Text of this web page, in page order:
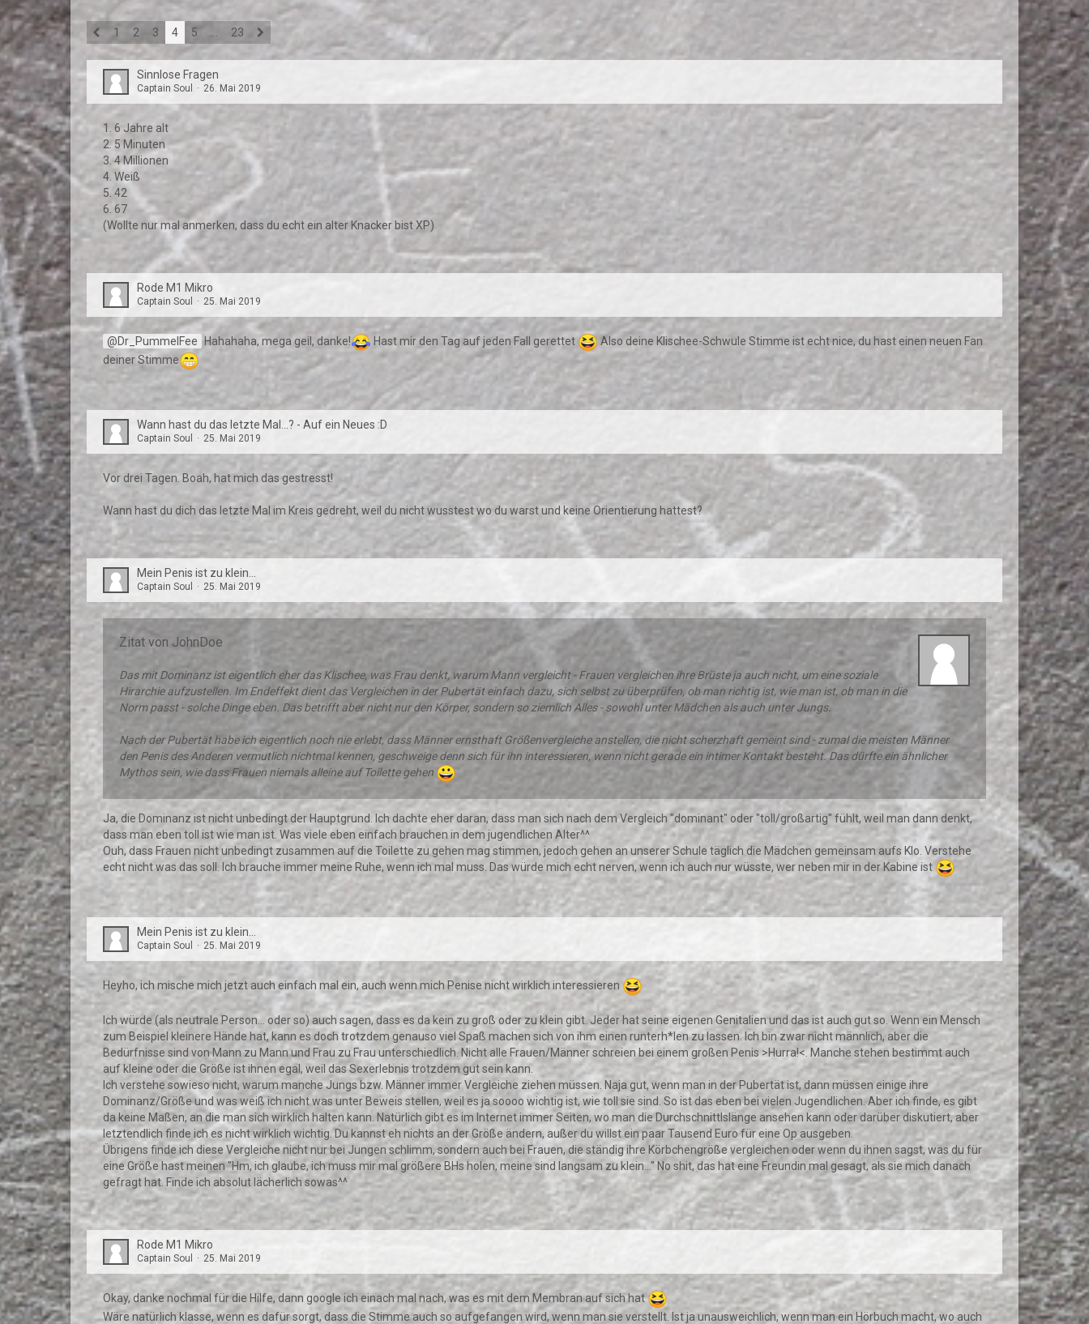
1 2 3 4 5 23
Sinnlose Fragen
Captain Soul 26. Mai 2019
1. 6 Jahre alt
2. 5 Minuten
3. 4 Millionen
4. Weiß
5. 42
6. 67
(Wollte nur mal anmerken, dass du echt ein alter Knacker bist XP)
Rode M1 Mikro
Captain Soul 25. Mai 2019
Dr_PummelFee Hahahaha, mega geil, danke! Hast mir den Tag auf jeden Fall gerettet
Also deine Klischee-Schwule Stimme ist echt nice, du hast einen neuen Fan
deiner Stimme
Wann hast du das letzte Mal...? - Auf ein Neues :D
Captain Soul 25. Mai 2019
Vor drei Tagen. Boah, hat mich das gestresst!
Wann hast du dich das letzte Mal im Kreis gedreht, weil du nicht wusstest wo du warst und keine Orientierung hattest?
Mein Penis ist zu klein...
Captain Soul 25. Mai 2019
Zitat von JohnDoe
Das mit Dominanz ist eigentlich eher das Klischee, was Frau denkt, warum Mann vergleicht - Frauen vergleichen ihre Brüste ja auch nicht, um eine soziale
Hirarchie aufzustellen. Im Endeffekt dient das Vergleichen in der Pubertät einfach dazu, sich selbst zu überprüfen, ob man richtig ist, wie man ist, ob man in die
Norm passt - solche Dinge eben. Das betrifft aber nicht nur den Körper, sondern so ziemlich Alles - sowohl unter Mädchen als auch unter Jungs.
Nach der Pubertät habe ich eigentlich noch nie erlebt, dass Männer ernsthaft Größenvergleiche anstellen, die nicht scherzhaft gemeint sind - zumal die meisten Männer
den Penis des Anderen vermutlich nichtmal kennen, geschweige denn sich für ihn interessieren, wenn nicht gerade ein intimer Kontakt besteht. Das dürfte ein ähnlicher
Mythos sein, wie dass Frauen niemals alleine auf Toilette gehen
Ja, die Dominanz ist nicht unbedingt der Hauptgrund. Ich dachte eher daran, dass man sich nach dem Vergleich "dominant" oder "toll/großartig" fühlt, weil man dann denkt,
dass man eben toll ist wie man ist. Was viele eben einfach brauchen in dem jugendlichen Alter^^
Ouh, dass Frauen nicht unbedingt zusammen auf die Toilette zu gehen mag stimmen, jedoch gehen an unserer Schule täglich die Mädchen gemeinsam aufs Klo. Verstehe
echt nicht was das soll. Ich brauche immer meine Ruhe, wenn ich mal muss. Das würde mich echt nerven, wenn ich auch nur wüsste, wer neben mir in der Kabine ist
Mein Penis ist zu klein...
Captain Soul 25. Mai 2019
Heyho, ich mische mich jetzt auch einfach mal ein, auch wenn mich Penise nicht wirklich interessieren
Ich würde (als neutrale Person... oder so) auch sagen, dass es da kein zu groß oder zu klein gibt. Jeder hat seine eigenen Genitalien und das ist auch gut so. Wenn ein Mensch
zum Beispiel kleinere Hände hat, kann es doch trotzdem genauso viel Spaß machen sich von ihm einen runterh*len zu lassen. Ich bin zwar nicht männlich, aber die
Bedürfnisse sind von Mann zu Mann und Frau zu Frau unterschiedlich. Nicht alle Frauen/Männer schreien bei einem großen Penis >Hurra!<. Manche stehen bestimmt auch
auf kleine oder die Größe ist ihnen egal, weil das Sexerlebnis trotzdem gut sein kann.
Ich verstehe sowieso nicht, warum manche Jungs bzw. Männer immer Vergleiche ziehen müssen. Naja gut, wenn man in der Pubertät ist, dann müssen einige ihre
Dominanz/Größe und was weiß ich nicht was unter Beweis stellen, weil es ja soooo wichtig ist, wie toll sie sind. So ist das eben bei vielen Jugendlichen. Aber ich finde, es gibt
da keine Maßen, an die man sich wirklich halten kann. Natürlich gibt es im Internet immer Seiten, wo man die Durchschnittlslänge ansehen kann oder darüber diskutiert, aber
letztendlich finde ich es nicht wirklich wichtig. Du kannst eh nichts an der Größe ändern, außer du willst ein paar Tausend Euro für eine Op ausgeben.
Übrigens finde ich diese Vergleiche nicht nur bei Jungen schlimm, sondern auch bei Frauen, die ständig ihre Körbchengröße vergleichen oder wenn du ihnen sagst, was du für
eine Größe hast meinen "Hm, ich glaube, ich muss mir mal größere BHs holen, meine sind langsam zu klein..." No shit, das hat eine Freundin mal gesagt, als sie mich danach
gefragt hat. Finde ich absolut lächerlich sowas^^
Rode M1 Mikro
Captain Soul 25. Mai 2019
Okay, danke nochmal für die Hilfe, dann google ich einach mal nach, was es mit dem Membran auf sich hat
Wäre natürlich klasse, wenn es dafür sorgt, dass die Stimme auch so aufgefangen wird, wenn man sie verstellt. Ist ja unausweichlich, wenn man ein Hörbuch macht, wo auch